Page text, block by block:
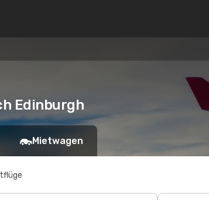
Edinburgh
Mietwagen